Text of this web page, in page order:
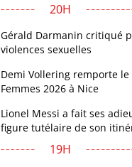
20H
Gérald Darmanin critiqué
violences sexuelles
Demi Vollering remporte le
Femmes 2026 à Nice
Lionel Messi a fait ses
figure tutélaire de son
19H